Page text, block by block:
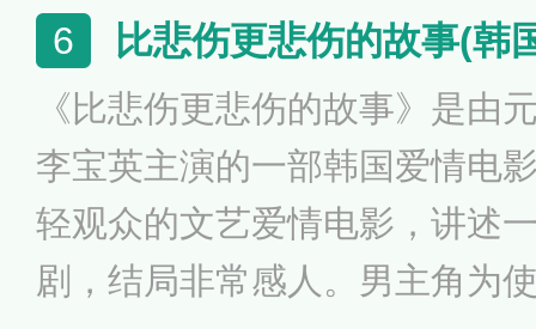
的名字“Il Mare”，整理房子的
内容很奇怪的信，信上写著“
房客，如果有收到我的信…请
月9日韩国上映。该片是2001
作品，并获得意大利维罗纳电
青年评审团三项大奖。
6 比悲伤更悲伤的故事(韩
《比悲伤更悲伤的故事》是由
李宝英主演的一部韩国爱情电
轻观众的文艺爱情电影，讲述
剧，结局非常感人。男主角为